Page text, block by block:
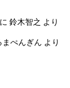
に鈴木智之 より
まぺんぎん より